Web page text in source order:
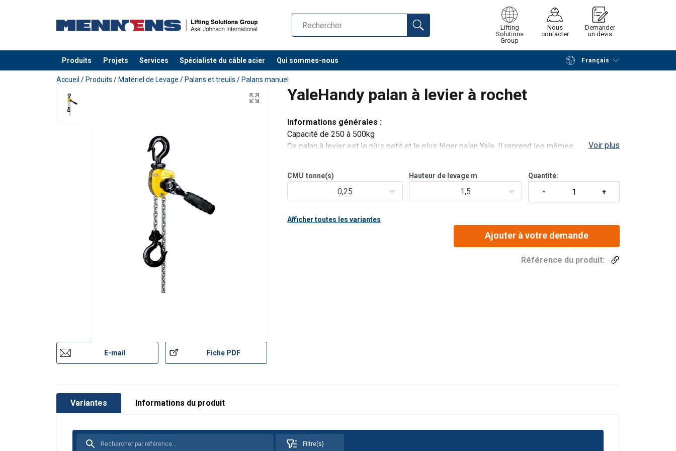
Lifting
Solutions
Group
Nous
contacter
Demander
un devis
Produits Projets Services Spécialiste du câble acier Qui sommes-nous Français
Ajouté au panier Poursuivre Envoyer demande
Accueil / Produits / Matériel de Levage / Palans et treuils / Palans manuel
YaleHandy palan à levier à rochet
E-mail Fiche PDF
Informations générales :
Capacité de 250 à 500kg
Ce palan à levier est le plus petit et le plus léger palan Yale. Il reprend les mêmes
caractérise par son tout petit encombrement et poids. Il est de ce fai
Voir plus
CMU tonne(s)
0,25
Hauteur de levage m
1,5
Quantité:
Afficher toutes les variantes
Ajouter à votre demande
Référence du produit:
Variantes Informations du produit
Filtre(s)